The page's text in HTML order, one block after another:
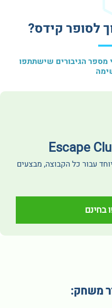
לסופר קידס?
הגיבורים שישתתפו
עבור כל הקבוצה, מבצעים
בחינם
משחק: